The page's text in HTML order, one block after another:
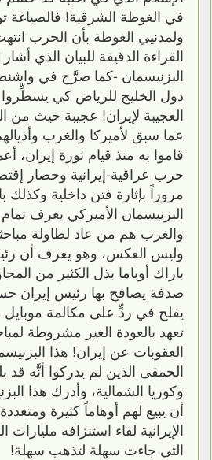
في الغوطة الشرقية! فالصياغة
ولمدنيي الغوطة بأن الحرب
القراءة الدقيقة للبيان الذي
البزنيسمان -كما صرَّح في
دول الخليج للرياض كي
العجيبة لإيران! عجيبة حيث من
عما سبق لأميركا والغرب
قاموا به منذ قيام ثورة إيران،
حرب عراقية-إيرانية وحصار
مروراً بإثارة فتن داخلية وكذلك
البزنيسمان الأميركي يعرف
والغرب هم من عاد لطاولة
وليس العكس، وهو يعرف أن
باراك أوباما بذل الكثير من
صدفة يصافح بها رئيس إيران
يفلح في ردٍّ على مكالمة
تعهد بالعودة الغير مشروطة
العقوبات عن إيران! هذا
الحمقى الذين لم يدركوا أنَّه قد
وكوريا الشمالية، وأدرك هذا
أن يبيع لهم أوهاماً كثيرة
الإيرانية لقاء استنزافه مليارات
التي جاءت سهلة لتذهب سهلة!